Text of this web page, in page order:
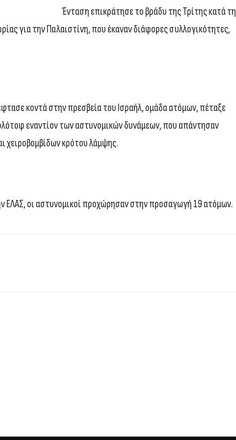
Ένταση επικράτησε το βράδυ της Τρίτης κατά τη
για την Παλαιστίνη, που έκαναν διάφορες συλλογικότητες,
κοντά στην πρεσβεία του Ισραήλ, ομάδα ατόμων, πέταξε
εναντίον των αστυνομικών δυνάμεων, που απάντησαν
χειροβομβίδων κρότου λάμψης.
ΕΛΑΣ, οι αστυνομικοί προχώρησαν στην προσαγωγή 19 ατόμων.